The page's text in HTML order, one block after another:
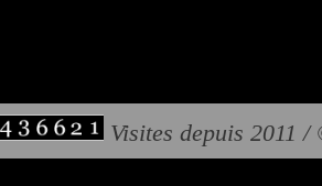
Visites depuis 2011